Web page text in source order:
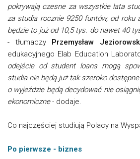
pokrywają czesne za wszystkie lata
za studia rocznie 9250 funtów, od roku
będzie to już od 10,5 tys. do nawet 40
- tłumaczy Przemysław
edukacyjnego Elab Education
odejście od student loans mogą
studia nie będą już tak szeroko
o wyjeździe będą decydować nie
ekonomiczne- dodaje.
Co najczęściej studiują Polacy na
Po pierwsze - biznes